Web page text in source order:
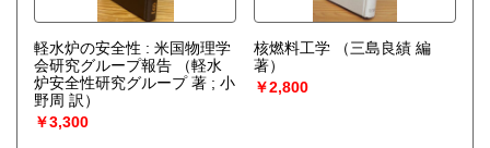
軽水炉の安全性 : 米国物理学
会研究グループ報告
（軽水
炉安全性研究グループ 著 ; 小
野周 訳）
￥3,300
核燃料工学
（三島良績 編
著）
￥2,800